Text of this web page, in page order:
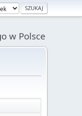
w Polsce